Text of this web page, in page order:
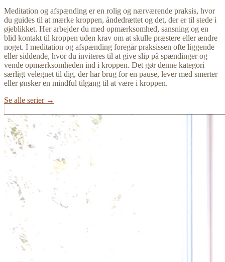
Meditation og afspænding er en rolig og nærværende praksis, hvor
du guides til at mærke kroppen, åndedrættet og det, der er til stede i
øjeblikket. Her arbejder du med opmærksomhed, sansning og en
blid kontakt til kroppen uden krav om at skulle præstere eller ændre
noget. I meditation og afspænding foregår praksissen ofte liggende
eller siddende, hvor du inviteres til at give slip på spændinger og
vende opmærksomheden ind i kroppen. Det gør denne kategori
særligt velegnet til dig, der har brug for en pause, lever med smerter
eller ønsker en mindful tilgang til at være i kroppen.
Se alle serier →